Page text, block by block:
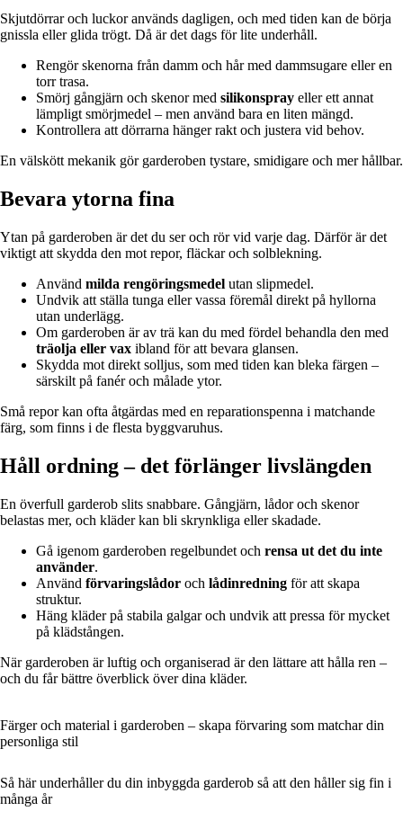
Skjutdörrar och luckor används dagligen, och med tiden kan de börja
gnissla eller glida trögt. Då är det dags för lite underhåll.
Rengör skenorna från damm och hår med dammsugare eller en
torr trasa.
Smörj gångjärn och skenor med silikonspray eller ett annat
lämpligt smörjmedel – men använd bara en liten mängd.
Kontrollera att dörrarna hänger rakt och justera vid behov.
En välskött mekanik gör garderoben tystare, smidigare och mer hållbar.
Bevara ytorna fina
Ytan på garderoben är det du ser och rör vid varje dag. Därför är det
viktigt att skydda den mot repor, fläckar och solblekning.
Använd milda rengöringsmedel utan slipmedel.
Undvik att ställa tunga eller vassa föremål direkt på hyllorna
utan underlägg.
Om garderoben är av trä kan du med fördel behandla den med
träolja eller vax ibland för att bevara glansen.
Skydda mot direkt solljus, som med tiden kan bleka färgen –
särskilt på fanér och målade ytor.
Små repor kan ofta åtgärdas med en reparationspenna i matchande
färg, som finns i de flesta byggvaruhus.
Håll ordning – det förlänger livslängden
En överfull garderob slits snabbare. Gångjärn, lådor och skenor
belastas mer, och kläder kan bli skrynkliga eller skadade.
Gå igenom garderoben regelbundet och rensa ut det du inte
använder.
Använd förvaringslådor och lådinredning för att skapa
struktur.
Häng kläder på stabila galgar och undvik att pressa för mycket
på klädstången.
När garderoben är luftig och organiserad är den lättare att hålla ren –
och du får bättre överblick över dina kläder.
Färger och material i garderoben – skapa förvaring som matchar din
personliga stil
Så här underhåller du din inbyggda garderob så att den håller sig fin i
många år